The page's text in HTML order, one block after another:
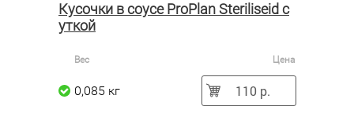
Кусочки в соусе ProPlan Steriliseid с
уткой
Вес Цена
0,085 кг 110 р.